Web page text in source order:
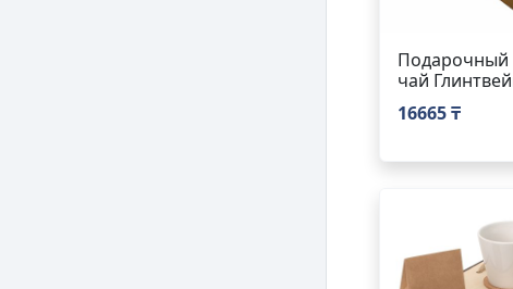
Подарочный
чай
16665 ₸